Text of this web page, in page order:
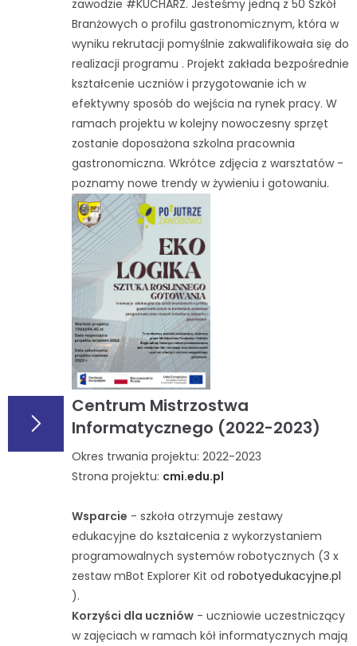
zawodzie #KUCHARZ. Jesteśmy jedną z 50 Szkół
Branżowych o profilu gastronomicznym, która w
wyniku rekrutacji pomyślnie zakwalifikowała się do
realizacji programu . Projekt zakłada bezpośrednie
kształcenie uczniów i przygotowanie ich w
efektywny sposób do wejścia na rynek pracy. W
ramach projektu w kolejny nowoczesny sprzęt
zostanie doposażona szkolna pracownia
gastronomiczna. Wkrótce zdjęcia z warsztatów -
poznamy nowe trendy w żywieniu i gotowaniu.
Centrum Mistrzostwa
Informatycznego (2022-2023)
Okres trwania projektu: 2022-2023
Strona projektu: cmi.edu.pl
Wsparcie - szkoła otrzymuje zestawy
edukacyjne do kształcenia z wykorzystaniem
programowalnych systemów robotycznych (3 x
zestaw mBot Explorer Kit od robotyedukacyjne.pl
).
Korzyści dla uczniów - uczniowie uczestniczący
w zajęciach w ramach kół informatycznych mają